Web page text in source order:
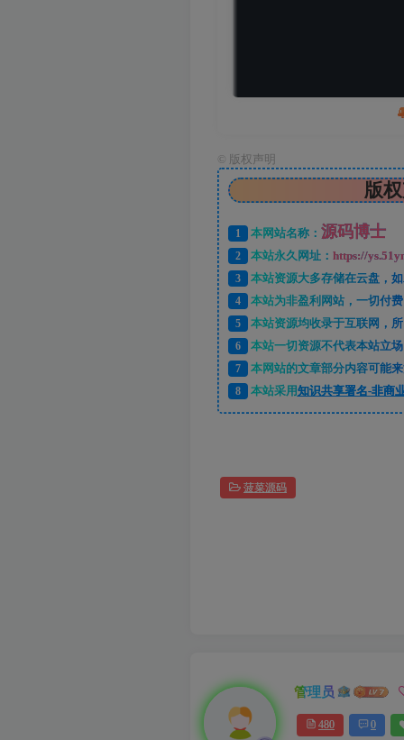
版权声明
版
1 本网站名称： 源码博士
2 本站永久网址： https://
3
本站资源大多存储在云盘，
4
本站为非盈利网站，一切付
5
本站资源均收录于互联网，
6
本站一切资源不代表本站立
7
本网站的文章部分内容可能
8
本站采用知识共享署名-非商
菠菜源码
管理员
480 0